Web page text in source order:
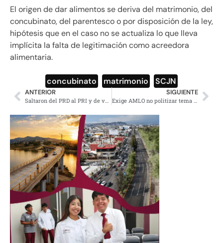
El origen de dar alimentos se deriva del matrimonio, del
concubinato, del parentesco o por disposición de la ley,
hipótesis que en el caso no se actualiza lo que lleva
implícita la falta de legitimación como acreedora
alimentaria.
concubinato matrimonio SCJN
ANTERIOR
Saltaron del PRD al PRI y de vuelta 4 diputados para elección de Mesa Directiva
SIGUIENTE
Exige AMLO no politizar tema del agua en Chihuahua por elecciones